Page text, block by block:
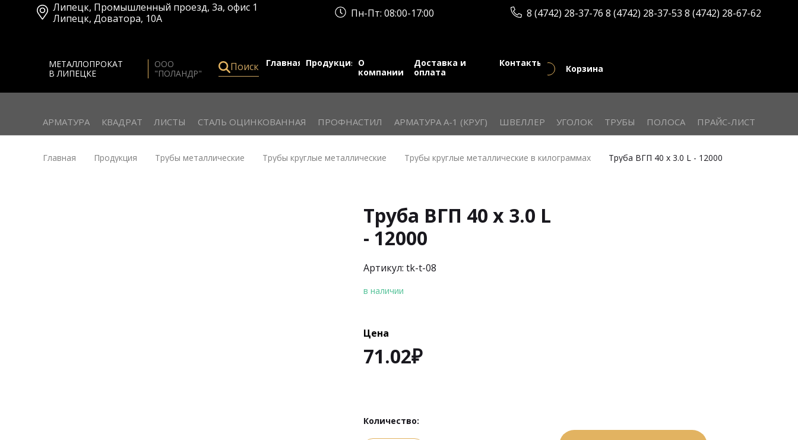
Липецк, Промышленный проезд, 3а, офис 1
Липецк, Доватора, 10А Пн-Пт: 08:00-17:00 8 (4742) 28-37-76 8 (4742) 28-37-53 8 (4742) 28-67-62
МЕТАЛЛОПРОКАТ
В ЛИПЕЦКЕ
ООО
"ПОЛАНДР"
Поиск Главная Продукция О
компании
Доставка и
оплата
Контакты
Корзина
АРМАТУРА КВАДРАТ ЛИСТЫ СТАЛЬ ОЦИНКОВАННАЯ ПРОФНАСТИЛ АРМАТУРА А-1 (КРУГ) ШВЕЛЛЕР УГОЛОК ТРУБЫ ПОЛОСА ПРАЙС-ЛИСТ
Главная Продукция Трубы металлические Трубы круглые металлические Трубы круглые металлические в килограммах Труба ВГП 40 х 3.0 L - 12000
Труба ВГП 40 х 3.0 L
- 12000
Артикул: tk-t-08
в наличии
Цена
71.02₽
Количество: